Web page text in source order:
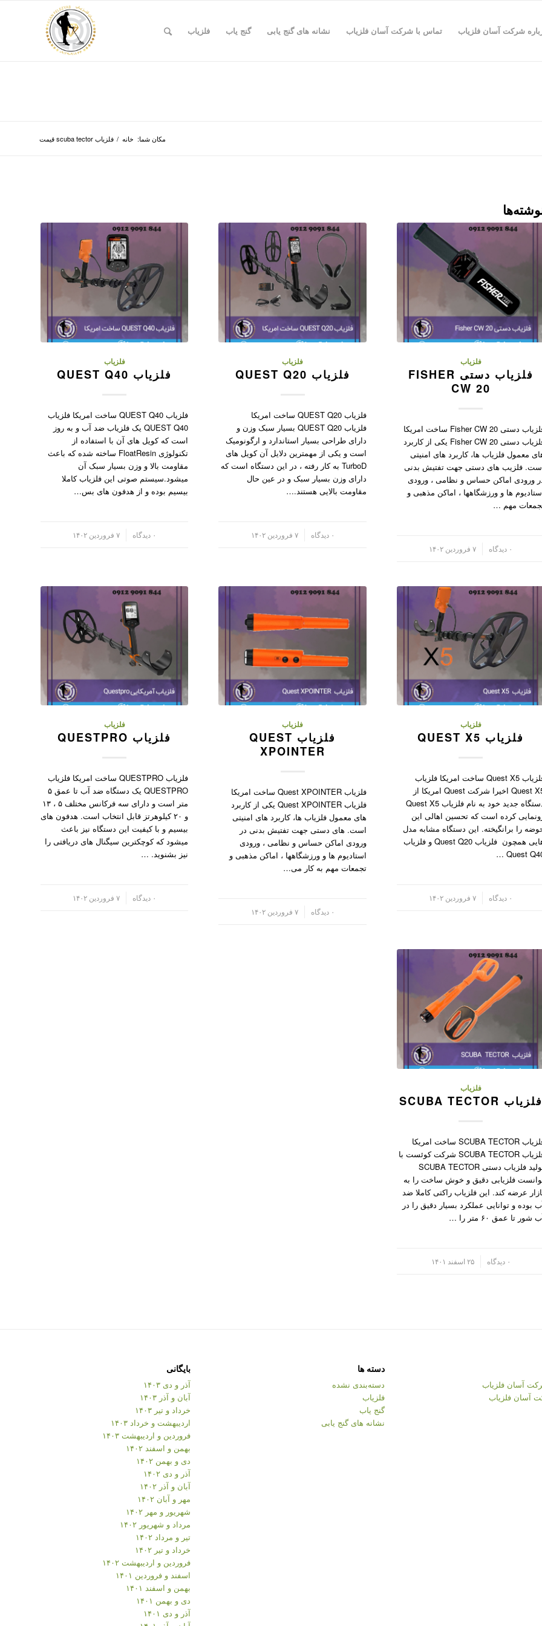
شرکت آسان فلزیاب تماس با شرکت آسان فلزیاب نشانه های گنج یابی گنج یاب فلزیاب
مکان شما: خانه / فلزیاب scuba tector قیمت
فلزیاب
فلزیاب دستی FISHER
CW 20
فلزیاب دستی Fisher CW 20 ساخت امریکا
فلزیاب دستی Fisher CW 20 یکی از کاربرد
معمول فلزیاب ها، کاربرد های امنیتی
فلزیب های دستی جهت تفتیش بدنی
ورودی اماکن حساس و نظامی ، ورودی
ها و ورزشگاهها ، اماکن مذهبی و
مهم …
۰ دیدگاه ۷ فروردین ۱۴۰۲
فلزیاب
فلزیاب QUEST Q20
فلزیاب QUEST Q20 ساخت امریکا
فلزیاب QUEST Q20 بسیار سبک وزن و
دارای طراحی بسیار استاندارد و ارگونومیک
است و یکی از مهمترین دلایل آن کویل های
TurboD به کار رفته ، در این دستگاه است که
دارای وزن بسیار سبک و در عین حال
مقاومت بالایی هستند.…
۰ دیدگاه ۷ فروردین ۱۴۰۲
فلزیاب
فلزیاب QUEST Q40
فلزیاب QUEST Q40 ساخت امریکا فلزیاب
QUEST Q40 یک فلزیاب ضد آب و به روز
است که کویل های آن با استفاده از
تکنولوژی FloatResin ساخته شده که باعث
مقاومت بالا و وزن بسیار سبک آن
میشود.سیستم صوتی این فلزیاب کاملا
بیسیم بوده و از هدفون های بس…
۰ دیدگاه ۷ فروردین ۱۴۰۲
فلزیاب
فلزیاب QUEST X5
فلزیاب Quest X5 ساخت امریکا فلزیاب
Quest X5 اخیرا شرکت Quest امریکا از
دستگاه جدید خود به نام فلزیاب Quest X5
کرده است که تحسین اهالی این
را برانگیخته. این دستگاه مشابه مدل
هایی همچون فلزیاب Quest Q20 و فلزیاب
Quest Q40
۰ دیدگاه ۷ فروردین ۱۴۰۲
فلزیاب
فلزیاب QUEST
XPOINTER
فلزیاب Quest XPOINTER ساخت امریکا
فلزیاب Quest XPOINTER یکی از کاربرد
های معمول فلزیاب ها، کاربرد های امنیتی
است. های دستی جهت تفتیش بدنی در
ورودی اماکن حساس و نظامی ، ورودی
استادیوم ها و ورزشگاهها ، اماکن مذهبی و
تجمعات مهم به کار می…
۰ دیدگاه ۷ فروردین ۱۴۰۲
فلزیاب
فلزیاب QUESTPRO
فلزیاب QUESTPRO ساخت امریکا فلزیاب
QUESTPRO یک دستگاه ضد آب تا عمق ۵
متر است و دارای سه فرکانس مختلف ۵ ، ۱۳
و ۲۰ کیلوهرتز قابل انتخاب است. هدفون های
بیسیم و با کیفیت این دستگاه نیز باعث
میشود که کوچکترین سیگنال های دریافتی را
نیز بشنوید. …
۰ دیدگاه ۷ فروردین ۱۴۰۲
فلزیاب
فلزیاب SCUBA TECTOR
فلزیاب SCUBA TECTOR ساخت امریکا
فلزیاب SCUBA TECTOR شرکت کوئست با
تولید فلزیاب دستی SCUBA TECTOR
فلزیابی دقیق و خوش ساخت را به
عرضه کند. این فلزیاب راکتی کاملا ضد
بوده و توانایی عملکرد بسیار دقیق را در
شور تا عمق ۶۰ متر را …
۰ دیدگاه ۲۵ اسفند ۱۴۰۱
آسان فلزیاب
آسان فلزیاب
دسته ها
دسته‌بندی نشده
فلزیاب
گنج یاب
نشانه های گنج یابی
بایگانی
آذر و دی ۱۴۰۳
آبان و آذر ۱۴۰۳
خرداد و تیر ۱۴۰۳
اردیبهشت و خرداد ۱۴۰۳
فروردین و اردیبهشت ۱۴۰۳
بهمن و اسفند ۱۴۰۲
دی و بهمن ۱۴۰۲
آذر و دی ۱۴۰۲
آبان و آذر ۱۴۰۲
مهر و آبان ۱۴۰۲
شهریور و مهر ۱۴۰۲
مرداد و شهریور ۱۴۰۲
تیر و مرداد ۱۴۰۲
خرداد و تیر ۱۴۰۲
فروردین و اردیبهشت ۱۴۰۲
اسفند و فروردین ۱۴۰۱
بهمن و اسفند ۱۴۰۱
دی و بهمن ۱۴۰۱
آذر و دی ۱۴۰۱